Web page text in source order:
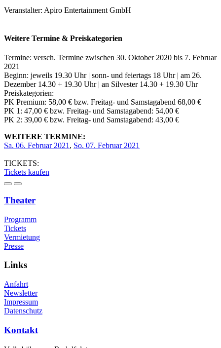
Veranstalter: Apiro Entertainment GmbH
Weitere Termine & Preiskategorien
Termine: versch. Termine zwischen 30. Oktober 2020 bis 7. Februar
2021
Beginn: jeweils 19.30 Uhr | sonn- und feiertags 18 Uhr | am 26.
Dezember 14.30 + 19.30 Uhr | an Silvester 14.30 + 19.30 Uhr
Preiskategorien:
PK Premium: 58,00 € bzw. Freitag- und Samstagabend 68,00 €
PK 1: 47,00 € bzw. Freitag- und Samstagabend: 54,00 €
PK 2: 39,00 € bzw. Freitag- und Samstagabend: 43,00 €
WEITERE TERMINE:
Sa. 06. Februar 2021 , So. 07. Februar 2021
TICKETS:
Tickets kaufen
Theater
Programm
Tickets
Vermietung
Presse
Links
Anfahrt
Newsletter
Impressum
Datenschutz
Kontakt